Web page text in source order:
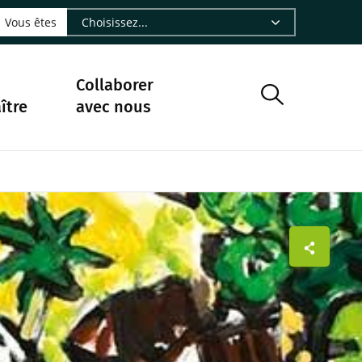
- CIRAD
Facebook - CIRAD
sur Instagram - CIRAD
sur Youtube - CIRAD
suivre sur Bluesky - CIRAD
Nourrir le vivant, le podcast du Cirad - CIRAD
Nous contacter par courriel - CIRAD
la page Flux RSS - CIRAD
Vous êtes
Collaborer
avec nous